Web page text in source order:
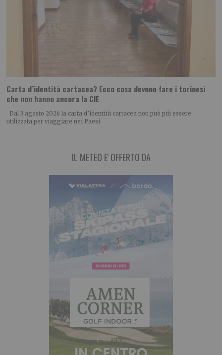
Carta d’identità cartacea? Ecco cosa devono fare i torinesi
che non hanno ancora la CIE
Dal 3 agosto 2026 la carta d’identità cartacea non può più essere
utilizzata per viaggiare nei Paesi
IL METEO E' OFFERTO DA